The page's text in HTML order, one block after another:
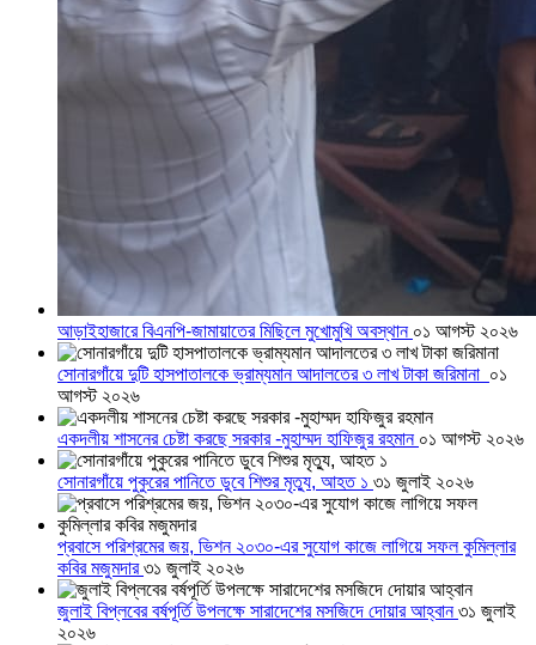
আড়াইহাজারে বিএনপি-জামায়াতের মিছিলে মুখোমুখি অবস্থান ০১ আগস্ট ২০২৬
সোনারগাঁয়ে দুটি হাসপাতালকে ভ্রাম্যমান আদালতের ৩ লাখ টাকা জরিমানা ০১
আগস্ট ২০২৬
একদলীয় শাসনের চেষ্টা করছে সরকার -মুহাম্মদ হাফিজুর রহমান ০১ আগস্ট ২০২৬
সোনারগাঁয়ে পুকুরের পানিতে ডুবে শিশুর মৃত্যু, আহত ১ ৩১ জুলাই ২০২৬
প্রবাসে পরিশ্রমের জয়, ভিশন ২০৩০-এর সুযোগ কাজে লাগিয়ে সফল কুমিল্লার
কবির মজুমদার৩১ জুলাই ২০২৬
জুলাই বিপ্লবের বর্ষপূর্তি উপলক্ষে সারাদেশের মসজিদে দোয়ার আহ্বান৩১ জুলাই
২০২৬